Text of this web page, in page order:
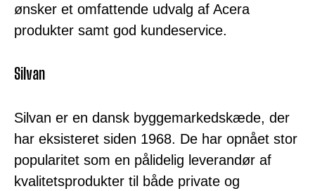
ønsker et omfattende udvalg af Acera
produkter samt god kundeservice.
Silvan
Silvan er en dansk byggemarkedskæde, der
har eksisteret siden 1968. De har opnået stor
popularitet som en pålidelig leverandør af
kvalitetsprodukter til både private og